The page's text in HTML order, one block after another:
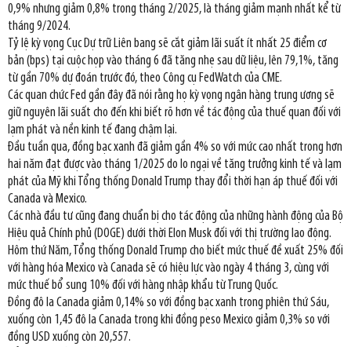
0,9% nhưng giảm 0,8% trong tháng 2/2025, là tháng giảm mạnh nhất kể từ
tháng 9/2024.
Tỷ lệ kỳ vọng Cục Dự trữ Liên bang sẽ cắt giảm lãi suất ít nhất 25 điểm cơ
bản (bps) tại cuộc họp vào tháng 6 đã tăng nhẹ sau dữ liệu, lên 79,1%, tăng
từ gần 70% dự đoán trước đó, theo Công cụ FedWatch của CME.
Các quan chức Fed gần đây đã nói rằng họ kỳ vọng ngân hàng trung ương sẽ
giữ nguyên lãi suất cho đến khi biết rõ hơn về tác động của thuế quan đối với
lạm phát và nền kinh tế đang chậm lại.
Đầu tuần qua, đồng bạc xanh đã giảm gần 4% so với mức cao nhất trong hơn
hai năm đạt được vào tháng 1/2025 do lo ngại về tăng trưởng kinh tế và lạm
phát của Mỹ khi Tổng thống Donald Trump thay đổi thời hạn áp thuế đối với
Canada và Mexico.
Các nhà đầu tư cũng đang chuẩn bị cho tác động của những hành động của Bộ
Hiệu quả Chính phủ (DOGE) dưới thời Elon Musk đối với thị trường lao động.
Hôm thứ Năm, Tổng thống Donald Trump cho biết mức thuế đề xuất 25% đối
với hàng hóa Mexico và Canada sẽ có hiệu lực vào ngày 4 tháng 3, cùng với
mức thuế bổ sung 10% đối với hàng nhập khẩu từ Trung Quốc.
Đồng đô la Canada giảm 0,14% so với đồng bạc xanh trong phiên thứ Sáu,
xuống còn 1,45 đô la Canada trong khi đồng peso Mexico giảm 0,3% so với
đồng USD xuống còn 20,557.